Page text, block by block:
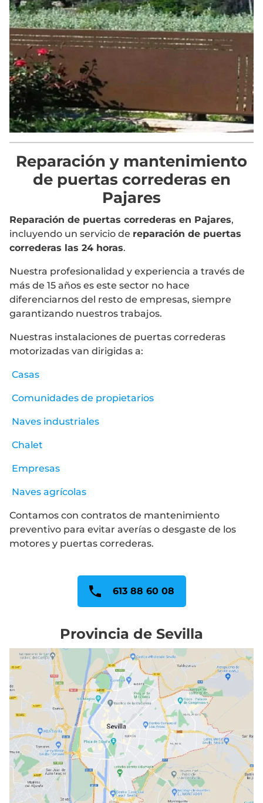
Reparación y mantenimiento
de puertas correderas en
Pajares
Reparación de puertas correderas en Pajares,
incluyendo un servicio de reparación de puertas
correderas las 24 horas.
Nuestra profesionalidad y experiencia a través de
más de 15 años es este sector no hace
diferenciarnos del resto de empresas, siempre
garantizando nuestros trabajos.
Nuestras instalaciones de puertas correderas
motorizadas van dirigidas a:
Casas
Comunidades de propietarios
Naves industriales
Chalet
Empresas
Naves agrícolas
Contamos con contratos de mantenimiento
preventivo para evitar averías o desgaste de los
motores y puertas correderas.
613 88 60 08
Provincia de Sevilla